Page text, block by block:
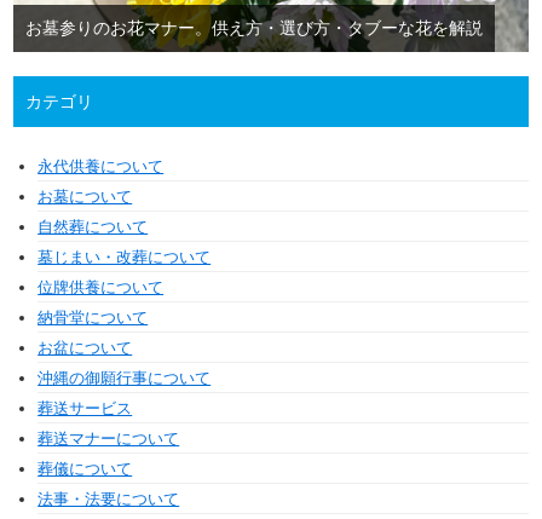
お墓参りのお花マナー。供え方・選び方・タブーな花を解説
カテゴリ
永代供養について
お墓について
自然葬について
墓じまい・改葬について
位牌供養について
納骨堂について
お盆について
沖縄の御願行事について
葬送サービス
葬送マナーについて
葬儀について
法事・法要について